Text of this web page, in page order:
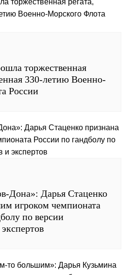
торжественная
330-летию Военно-
России
Дона»: Дарья Стаценко
игроком чемпионата
по версии